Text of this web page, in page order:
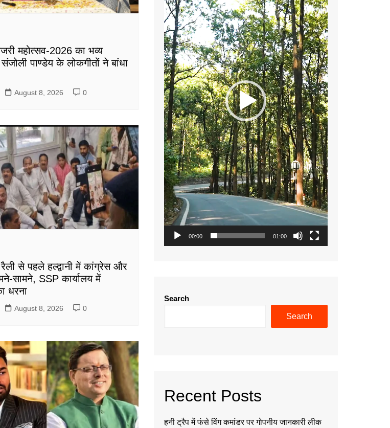
महोत्सव-2026 का भव्य
पाण्डेय के लोकगीतों ने बांधा
August 8, 2026 0
से पहले हल्द्वानी में कांग्रेस और
सामने, SSP कार्यालय में
धरना
August 8, 2026 0
00:00 01:00
Search
Search
Recent Posts
हनी ट्रैप में फंसे विंग कमांडर पर गोपनीय जानकारी लीक